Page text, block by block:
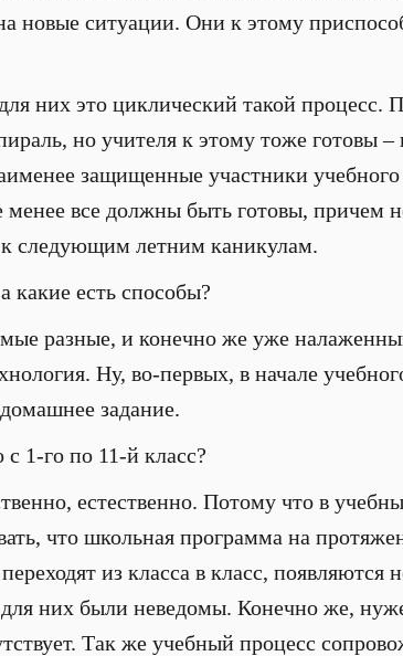
новые ситуации. Они к этому
них это циклический такой процесс.
но учителя к этому тоже готовы
защищенные участники
все должны быть готовы, причем
следующим летним каникулам.
какие есть способы?
разные, и конечно же уже
Ну, во-первых, в начале
задание.
с 1-го по 11-й класс?
естественно. Потому что в
что школьная программа на
из класса в класс, появляются
них были неведомы. Конечно же,
Так же учебный процесс